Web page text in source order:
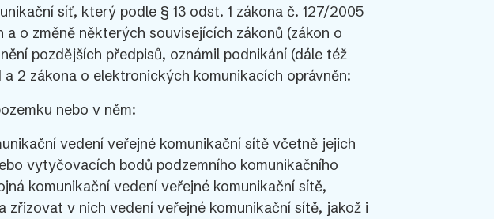
síť, který podle § 13 odst. 1 zákona č. 127/2005
o změně některých souvisejících zákonů (zákon o
pozdějších předpisů, oznámil podnikání (dále též
2 zákona o elektronických komunikacích oprávněn:
nebo v něm:
vedení veřejné komunikační sítě včetně jejich
vytyčovacích bodů podzemního komunikačního
komunikační vedení veřejné komunikační sítě,
v nich vedení veřejné komunikační sítě, jakož i